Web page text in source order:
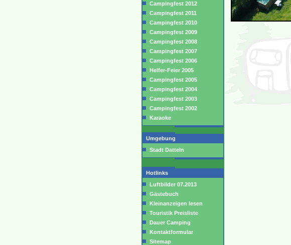
Campingfest 2012
Campingfest 2011
Campingfest 2010
Campingfest 2009
Campingfest 2008
Campingfest 2007
Campingfest 2006
Helfer-Feier 2005
Campingfest 2005
Campingfest 2004
Campingfest 2003
Campingfest 2002
Karaoke
Umgebung
Stadt Datteln
Hotlinks
Luftbilder 07.2013
Gästebuch
Kleinanzeigen lesen
Touristik Preisliste
Dauer Camping
Kontaktformular
Sitemap